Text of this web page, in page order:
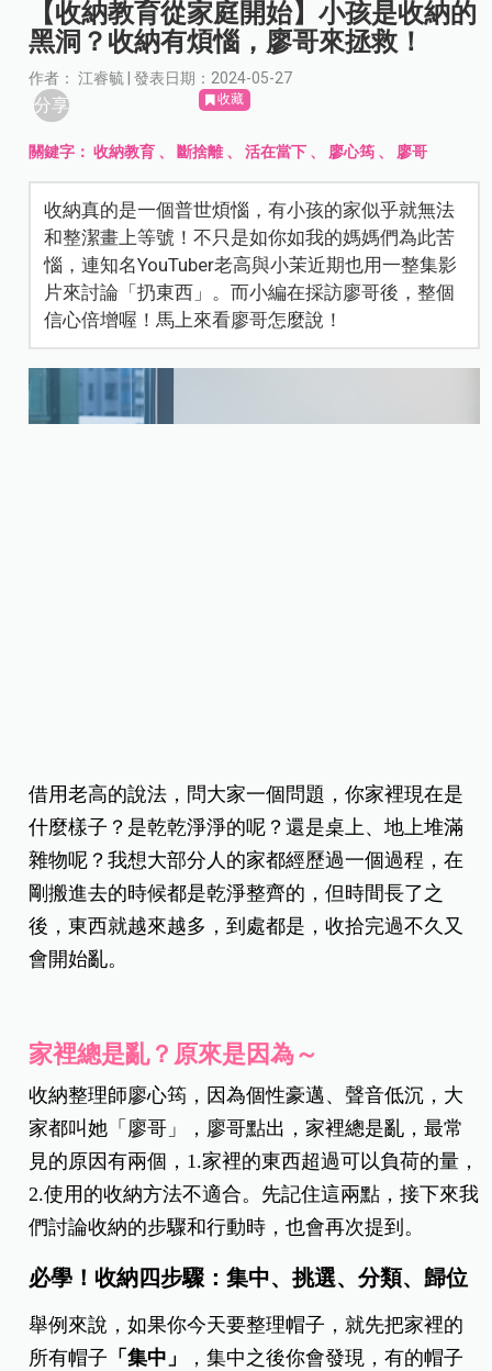
【收納教育從家庭開始】小孩是收納的
黑洞？收納有煩惱，廖哥來拯救！
作者： 江睿毓 | 發表日期：2024-05-27
分享 收藏
關鍵字：收納教育 、 斷捨離、活在當下 、 廖心筠 、 廖哥
收納真的是一個普世煩惱，有小孩的家似乎就無法
和整潔畫上等號！不只是如你如我的媽媽們為此苦
惱，連知名YouTuber老高與小茉近期也用一整集影
片來討論「扔東西」。而小編在採訪廖哥後，整個
信心倍增喔！馬上來看廖哥怎麼說！
借用老高的說法，問大家一個問題，你家裡現在是
什麼樣子？是乾乾淨淨的呢？還是桌上、地上堆滿
雜物呢？我想大部分人的家都經歷過一個過程，在
剛搬進去的時候都是乾淨整齊的，但時間長了之
後，東西就越來越多，到處都是，收拾完過不久又
會開始亂。
家裡總是亂？原來是因為～
收納整理師廖心筠，因為個性豪邁、聲音低沉，大
家都叫她「廖哥」，廖哥點出，家裡總是亂，最常
見的原因有兩個，1.家裡的東西超過可以負荷的量，
2.使用的收納方法不適合。先記住這兩點，接下來我
們討論收納的步驟和行動時，也會再次提到。
必學！收納四步驟：集中、挑選、分類、歸位
舉例來說，如果你今天要整理帽子，就先把家裡的
所有帽子 「集中」
，集中之後你會發現，有的帽子